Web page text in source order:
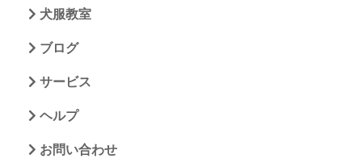
犬服教室
ブログ
サービス
ヘルプ
お問い合わせ